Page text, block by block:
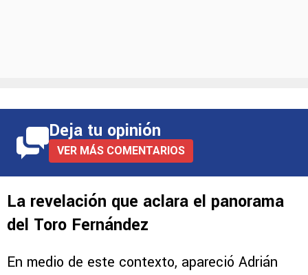
Deja tu opinión
VER MÁS COMENTARIOS
La revelación que aclara el panorama
del Toro Fernández
En medio de este contexto, apareció Adrián